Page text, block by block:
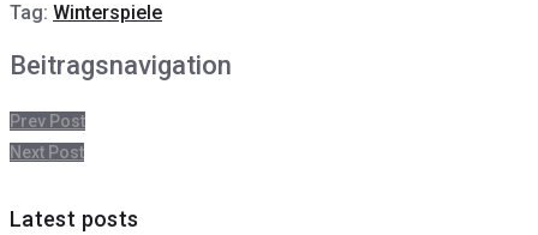
Tag: Winterspiele
Beitragsnavigation
Prev Post
Next Post
Latest posts